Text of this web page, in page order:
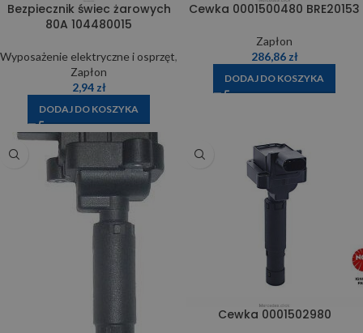
Bezpiecznik świec żarowych
80A 104480015
Wyposażenie elektryczne i osprzęt,
Zapłon
2,94 zł
DODAJ DO KOSZYKA
Cewka 0001500480 BRE20153
Zapłon
286,86 zł
DODAJ DO KOSZYKA
Cewka 0001502980